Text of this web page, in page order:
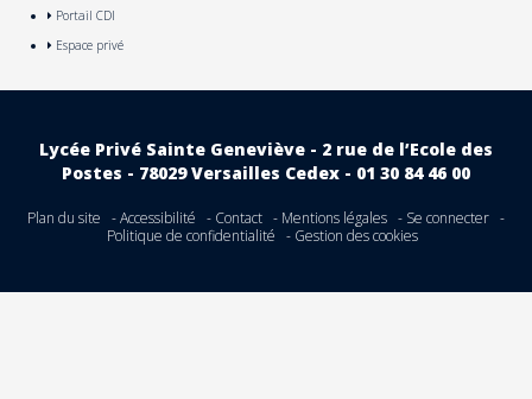
Portail CDI
Espace privé
Lycée Privé Sainte Geneviève - 2 rue de l’Ecole des
Postes - 78029 Versailles Cedex - 01 30 84 46 00
Plan du site Accessibilité Contact Mentions légales
Se connecter
Politique de confidentialité
Gestion des cookies